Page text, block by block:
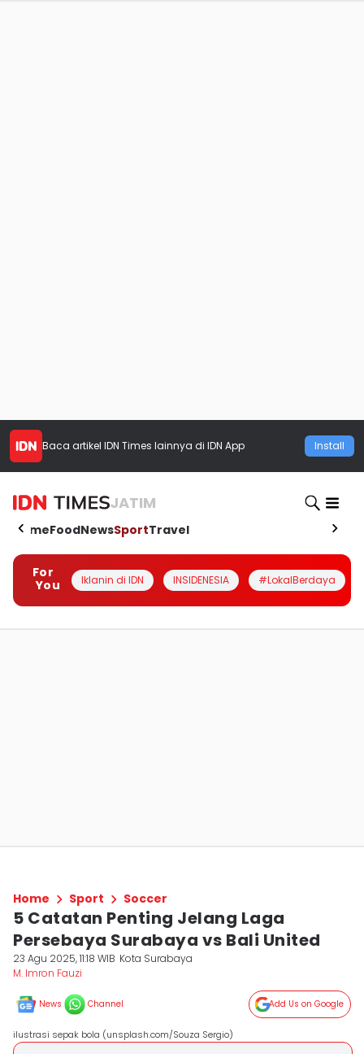
Baca artikel IDN Times lainnya di IDN App Install
JATIM
HomeFoodNewsSportTravel
For
You
Iklanin di IDN INSIDENESIA #LokalBerdaya
Home Sport Soccer
5 Catatan Penting Jelang Laga
Persebaya Surabaya vs Bali United
23 Agu 2025, 11:18 WIB Kota Surabaya
M. Imron Fauzi
News Channel Add Us on Google
ilustrasi sepak bola (unsplash.com/Souza Sergio)